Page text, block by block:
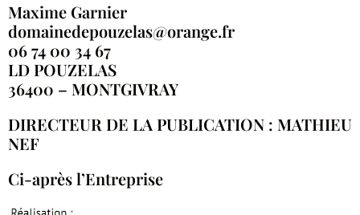
Maxime Garnier
domainedepouzelas@orange.fr
06 74 00 34 67
LD POUZELAS
36400 – MONTGIVRAY
DIRECTEUR DE LA PUBLICATION : MATHIEU
NEF
Ci-après l’Entreprise